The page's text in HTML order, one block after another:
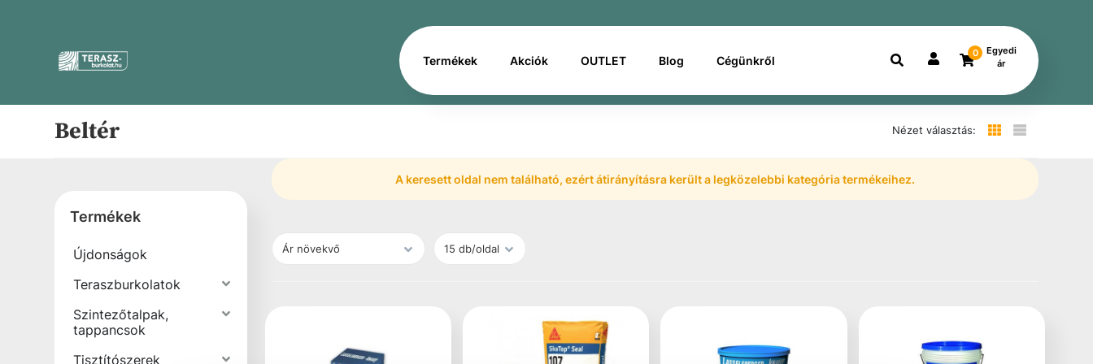
Termékek Akciók OUTLET Blog Cégünkről
0
Egyedi
ár
Beltér Nézet választás:
Termékek
Újdonságok
Teraszburkolatok
Szintezőtalpak,
tappancsok
Tisztítószerek
A keresett oldal nem található, ezért átirányításra került a legközelebbi kategória termékeihez.